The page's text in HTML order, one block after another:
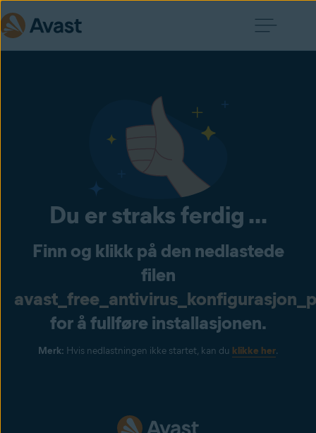
Du er straks ferdig ...
Finn og klikk på den nedlastede
filen
for å fullføre installasjonen.
Merk: Hvis nedlastningen ikke startet, kan du klikke her.